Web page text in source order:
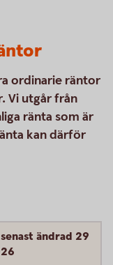
ordinarie räntor
Vi utgår från
ränta som är
kan därför
ändrad 29